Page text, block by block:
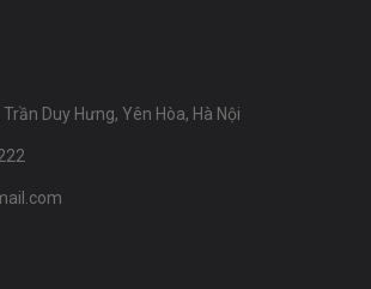
Duy Hưng, Yên Hòa, Hà Nội